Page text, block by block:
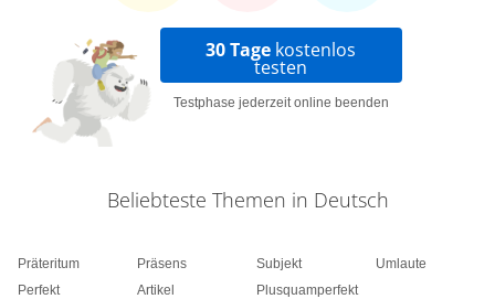
30 Tage kostenlos
testen
Testphase jederzeit online beenden
Beliebteste Themen in Deutsch
Präteritum
Perfekt
Präsens
Artikel
Subjekt
Plusquamperfekt
Umlaute